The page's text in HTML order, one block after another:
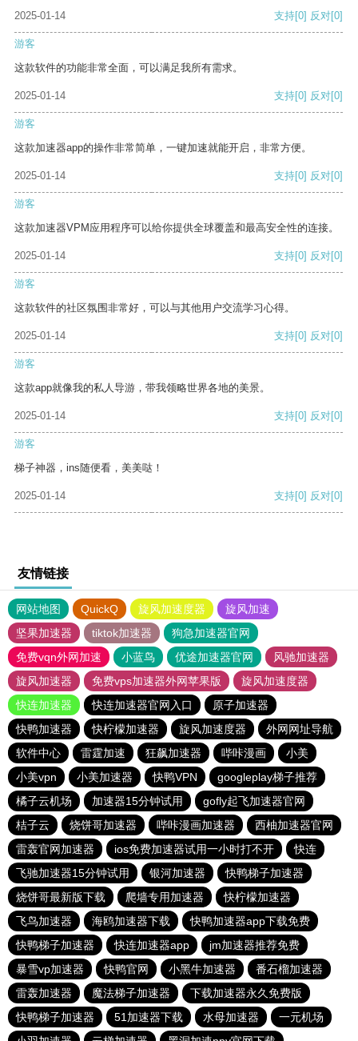
2025-01-14
支持[0] 反对[0]
游客
这款软件的功能非常全面，可以满足我所有需求。
2025-01-14 支持[0] 反对[0]
游客
这款加速器app的操作非常简单，一键加速就能开启，非常方便。
2025-01-14 支持[0] 反对[0]
游客
这款加速器VPM应用程序可以给你提供全球覆盖和最高安全性的连接。
2025-01-14 支持[0] 反对[0]
游客
这款软件的社区氛围非常好，可以与其他用户交流学习心得。
2025-01-14 支持[0] 反对[0]
游客
这款app就像我的私人导游，带我领略世界各地的美景。
2025-01-14 支持[0] 反对[0]
游客
梯子神器，ins随便看，美美哒！
2025-01-14 支持[0] 反对[0]
友情链接
网站地图 QuickQ 旋风加速度器
旋风加速
坚果加速器
tiktok加速器
狗急加速器官网
免费vqn外网加速
小蓝鸟 优途加速器官网
风驰加速器
旋风加速器
免费vps加速器外网苹果版
旋风加速度器
快连加速器
快连加速器官网入口
原子加速器
快鸭加速器
快柠檬加速器 旋风加速度器
外网网址导航
软件中心
雷霆加速 狂飙加速器 哔咔漫画
小美
小美vpn
小美加速器 快鸭VPN
googleplay梯子推荐
橘子云机场
加速器15分钟试用
gofly起飞加速器官网
桔子云
烧饼哥加速器 哔咔漫画加速器
西柚加速器官网
雷轰官网加速器
ios免费加速器试用一小时打不开
快连
飞驰加速器15分钟试用
银河加速器
快鸭梯子加速器
烧饼哥最新版下载
爬墙专用加速器
快柠檬加速器
飞鸟加速器
海鸥加速器下载
快鸭加速器app下载免费
快鸭梯子加速器
快连加速器app
jm加速器推荐免费
暴雪vp加速器
快鸭官网 小黑牛加速器
番石榴加速器
雷轰加速器
魔法梯子加速器
下载加速器永久免费版
快鸭梯子加速器
51加速器下载 水母加速器
一元机场